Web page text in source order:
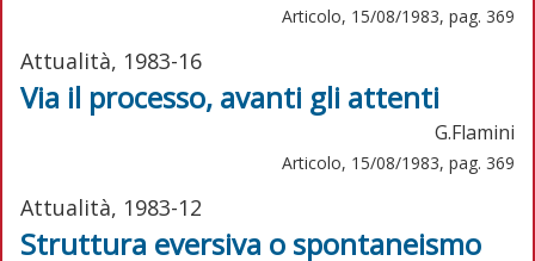
Articolo, 15/08/1983, pag. 369
Attualità, 1983-16
Via il processo, avanti gli attenti
G.Flamini
Articolo, 15/08/1983, pag. 369
Attualità, 1983-12
Struttura eversiva o spontaneismo